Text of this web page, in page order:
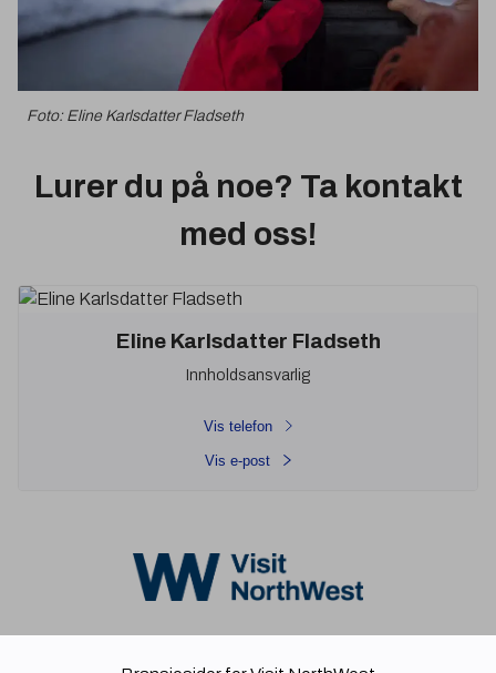
Foto: Eline Karlsdatter Fladseth
Lurer du på noe? Ta kontakt
med oss!
Eline Karlsdatter Fladseth
Innholdsansvarlig
Vis telefon
Vis e-post